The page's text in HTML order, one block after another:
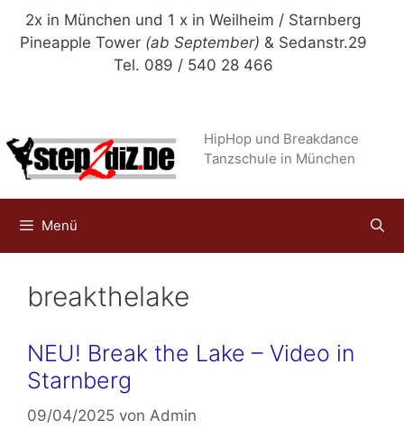
Zum
Inhalt
2x in München und 1 x in Weilheim / Starnberg
Pineapple Tower (ab September) & Sedanstr.29
Tel. 089 / 540 28 466
HipHop und Breakdance
Tanzschule in München
Menü
breakthelake
NEU! Break the Lake – Video in
Starnberg
09/04/2025 von Admin